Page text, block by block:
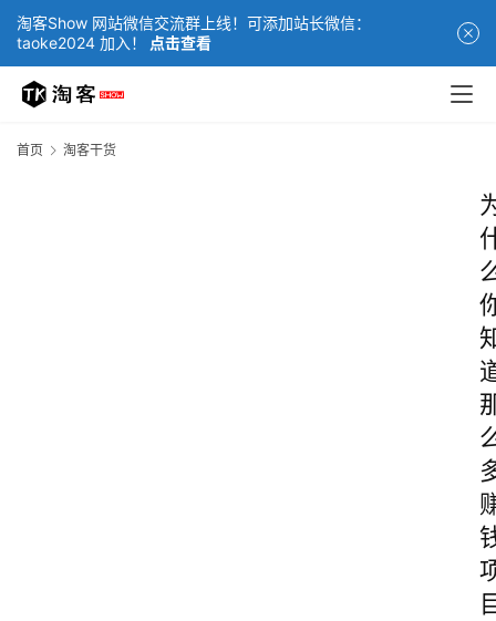
淘客Show 网站微信交流群上线！可添加站长微信：
taoke2024 加入！
点击查看
首页 淘客干货